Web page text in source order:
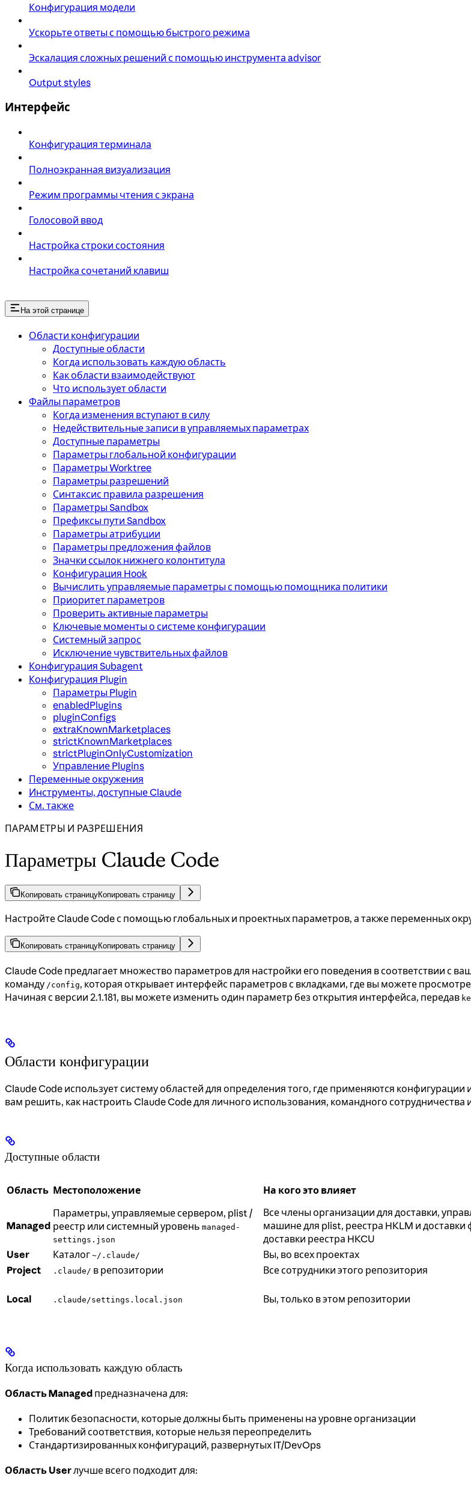
Конфигурация модели
Ускорьте ответы с помощью быстрого режима
Эскалация сложных решений с помощью инструмента advisor
Output styles
Интерфейс
Конфигурация терминала
Полноэкранная визуализация
Режим программы чтения с экрана
Голосовой ввод
Настройка строки состояния
Настройка сочетаний клавиш
На этой странице
Области конфигурации
Доступные области
Когда использовать каждую область
Как области взаимодействуют
Что использует области
Файлы параметров
Когда изменения вступают в силу
Недействительные записи в управляемых параметрах
Доступные параметры
Параметры глобальной конфигурации
Параметры Worktree
Параметры разрешений
Синтаксис правила разрешения
Параметры Sandbox
Префиксы пути Sandbox
Параметры атрибуции
Параметры предложения файлов
Значки ссылок нижнего колонтитула
Конфигурация Hook
Вычислить управляемые параметры с помощью помощника политики
Приоритет параметров
Проверить активные параметры
Ключевые моменты о системе конфигурации
Системный запрос
Исключение чувствительных файлов
Конфигурация Subagent
Конфигурация Plugin
Параметры Plugin
enabledPlugins
pluginConfigs
extraKnownMarketplaces
strictKnownMarketplaces
strictPluginOnlyCustomization
Управление Plugins
Переменные окружения
Инструменты, доступные Claude
См. также
ПАРАМЕТРЫ И РАЗРЕШЕНИЯ
Параметры Claude Code
Копировать страницуКопировать страницу
Настройте Claude Code с помощью глобальных и проектных параметров, а также переменных
Копировать страницуКопировать страницу
Claude Code предлагает множество параметров для настройки его поведения в соответствии с
команду /config, которая открывает интерфейс параметров с вкладками, где вы можете
Начиная с версии 2.1.181, вы можете изменить один параметр без открытия интерфейса, передав
Области конфигурации
Claude Code использует систему областей для определения того, где применяются
вам решить, как настроить Claude Code для личного использования, командного
Доступные области
Область Местоположение На кого это влияет
Managed
Параметры, управляемые сервером, plist /
реестр или системный уровень managed-
settings.json
Все члены организации для доставки,
машине для plist, реестра HKLM и
доставки реестра HKCU
User Каталог ~/.claude/ Вы, во всех проектах
Project
.claude/ в репозитории Все сотрудники этого репозитория
Local .claude/settings.local.json Вы, только в этом репозитории
Когда использовать каждую область
Область Managed предназначена для:
Политик безопасности, которые должны быть применены на уровне организации
Требований соответствия, которые нельзя переопределить
Стандартизированных конфигураций, развернутых IT/DevOps
Область Userлучше всего подходит для: